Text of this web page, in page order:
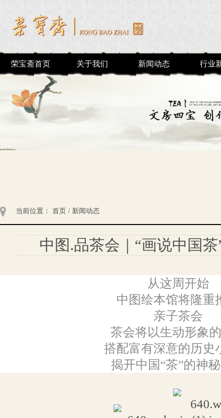
荣宝斋首页 关于我们 新闻动态 行业
当前位置： 首页 / 新闻动态
中图.品茶会｜“画说中国
从这周开始
中图绘本馆将隆重
亲子茶会
茶会将以生动形象
搭配富有深意的历史
揭开中国“茶”的神